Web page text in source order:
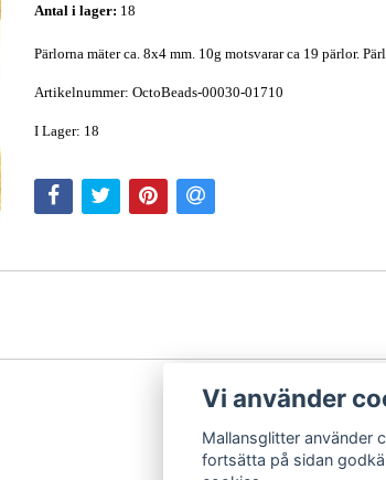
Antal i lager: 18
Pärlorna mäter ca. 8x4 mm. 10g motsvarar ca 19 pärlor.
Artikelnummer: OctoBeads-00030-01710
I Lager: 18
Vi använder
Mallansglitter använder
fortsätta på sidan